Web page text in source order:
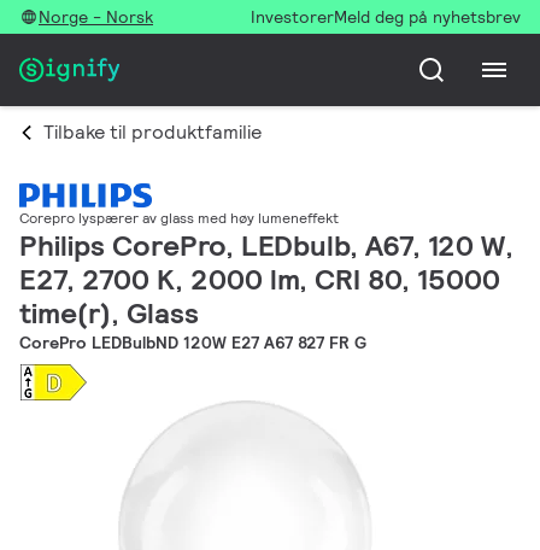
Norge - Norsk InvestorerMeld deg på nyhetsbrev
Tilbake til produktfamilie
Corepro lyspærer av glass med høy lumeneffekt
Philips CorePro, LEDbulb, A67, 120 W,
E27, 2700 K, 2000 lm, CRI 80, 15000
time(r), Glass
CorePro LEDBulbND 120W E27 A67 827 FR G